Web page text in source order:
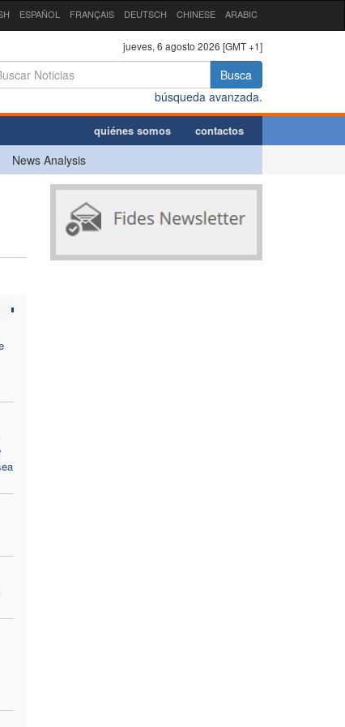
ESPAÑOL FRANÇAIS DEUTSCH CHINESE ARABIC
jueves, 6 agosto 2026 [GMT +1]
Busca
búsqueda avanzada.
quiénes somos contactos
News Analysis